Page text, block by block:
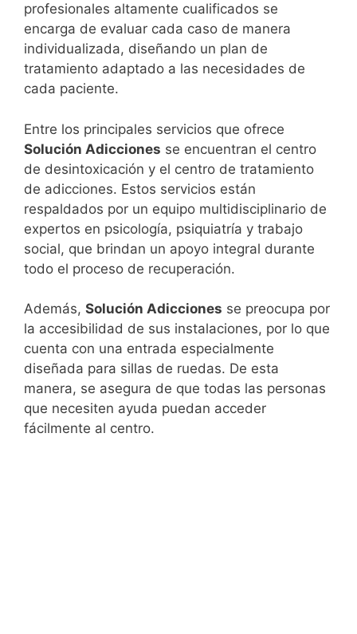
profesionales altamente cualificados se
encarga de evaluar cada caso de manera
individualizada, diseñando un plan de
tratamiento adaptado a las necesidades de
cada paciente.
Entre los principales servicios que ofrece
Solución Adicciones se encuentran el centro
de desintoxicación y el centro de tratamiento
de adicciones. Estos servicios están
respaldados por un equipo multidisciplinario de
expertos en psicología, psiquiatría y trabajo
social, que brindan un apoyo integral durante
todo el proceso de recuperación.
Además, Solución Adicciones se preocupa por
la accesibilidad de sus instalaciones, por lo que
cuenta con una entrada especialmente
diseñada para sillas de ruedas. De esta
manera, se asegura de que todas las personas
que necesiten ayuda puedan acceder
fácilmente al centro.